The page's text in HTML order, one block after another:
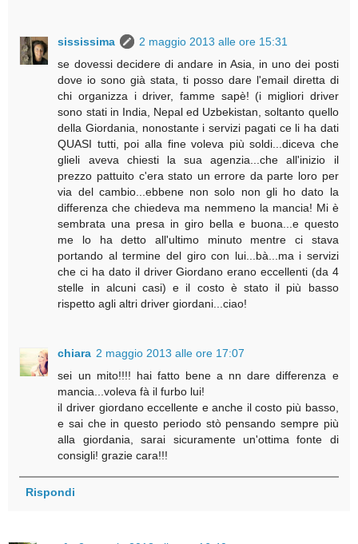
sississima
2 maggio 2013 alle ore 15:31
se dovessi decidere di andare in Asia, in uno dei posti
dove io sono già stata, ti posso dare l'email diretta di
chi organizza i driver, famme sapè! (i migliori driver
sono stati in India, Nepal ed Uzbekistan, soltanto quello
della Giordania, nonostante i servizi pagati ce li ha dati
QUASI tutti, poi alla fine voleva più soldi...diceva che
glieli aveva chiesti la sua agenzia...che all'inizio il
prezzo pattuito c'era stato un errore da parte loro per
via del cambio...ebbene non solo non gli ho dato la
differenza che chiedeva ma nemmeno la mancia! Mi è
sembrata una presa in giro bella e buona...e questo
me lo ha detto all'ultimo minuto mentre ci stava
portando al termine del giro con lui...bà...ma i servizi
che ci ha dato il driver Giordano erano eccellenti (da 4
stelle in alcuni casi) e il costo è stato il più basso
rispetto agli altri driver giordani...ciao!
chiara 2 maggio 2013 alle ore 17:07
sei un mito!!!! hai fatto bene a nn dare differenza e
mancia...voleva fà il furbo lui!
il driver giordano eccellente e anche il costo più basso,
e sai che in questo periodo stò pensando sempre più
alla giordania, sarai sicuramente un'ottima fonte di
consigli! grazie cara!!!
Rispondi